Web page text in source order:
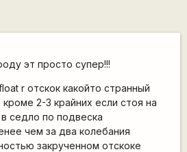
эт просто супер!!!
r отскок какойто странный
2-3 крайних если стоя на
седло по подвеска
чем за два колебания
закрученном отскоке